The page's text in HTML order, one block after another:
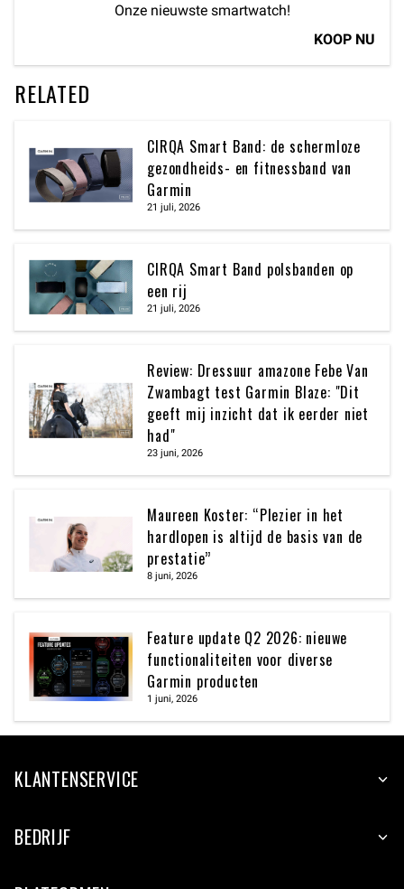
Onze nieuwste smartwatch!
KOOP NU
RELATED
CIRQA Smart Band: de schermloze
gezondheids- en fitnessband van
Garmin
21 juli, 2026
CIRQA Smart Band polsbanden op
een rij
21 juli, 2026
Review: Dressuur amazone Febe Van
Zwambagt test Garmin Blaze: "Dit
geeft mij inzicht dat ik eerder niet
had"
23 juni, 2026
Maureen Koster: “Plezier in het
hardlopen is altijd de basis van de
prestatie”
8 juni, 2026
Feature update Q2 2026: nieuwe
functionaliteiten voor diverse
Garmin producten
1 juni, 2026
KLANTENSERVICE
BEDRIJF